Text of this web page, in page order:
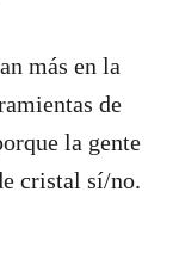
más en la
de
la gente
cristal sí/no.